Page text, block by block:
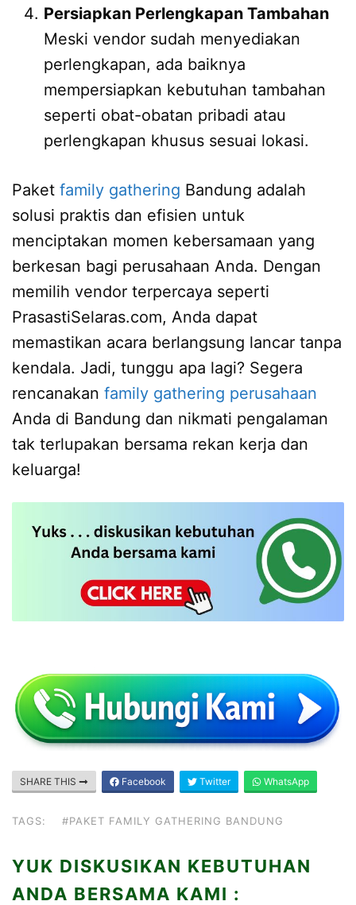
Persiapkan Perlengkapan Tambahan
Meski vendor sudah menyediakan
perlengkapan, ada baiknya
mempersiapkan kebutuhan tambahan
seperti obat-obatan pribadi atau
perlengkapan khusus sesuai lokasi.
Paket family gathering Bandung adalah
solusi praktis dan efisien untuk
menciptakan momen kebersamaan yang
berkesan bagi perusahaan Anda. Dengan
memilih vendor terpercaya seperti
PrasastiSelaras.com, Anda dapat
memastikan acara berlangsung lancar tanpa
kendala. Jadi, tunggu apa lagi? Segera
rencanakan family gathering perusahaan
Anda di Bandung dan nikmati pengalaman
tak terlupakan bersama rekan kerja dan
keluarga!
SHARE THIS Facebook Twitter WhatsApp
TAGS: #PAKET FAMILY GATHERING BANDUNG
YUK DISKUSIKAN KEBUTUHAN
ANDA BERSAMA KAMI :